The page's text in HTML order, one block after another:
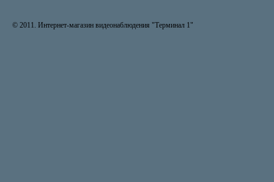
© 2011. Интернет-магазин видеонаблюдения "Терминал 1"